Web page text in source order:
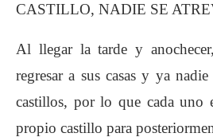
CASTILLO, NADIE SE
Al llegar la tarde y
regresar a sus casas y ya
castillos, por lo que cada uno
propio castillo para